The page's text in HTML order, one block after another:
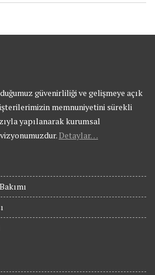
güvenirliliği ve gelişmeye açık
memnuniyetini sürekli
yapılanarak kurumsal
Detaylar…